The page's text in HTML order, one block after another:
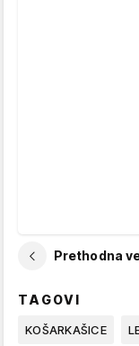
Prethodna
TAGOVI
KOŠARKAŠICE